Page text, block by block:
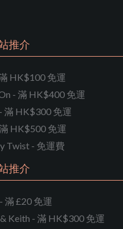
推介
HK$100 免運
- 滿 HK$400 免運
滿 HK$300 免運
HK$500 免運
Twist - 免運費
推介
滿 £20 免運
Keith - 滿 HK$300 免運